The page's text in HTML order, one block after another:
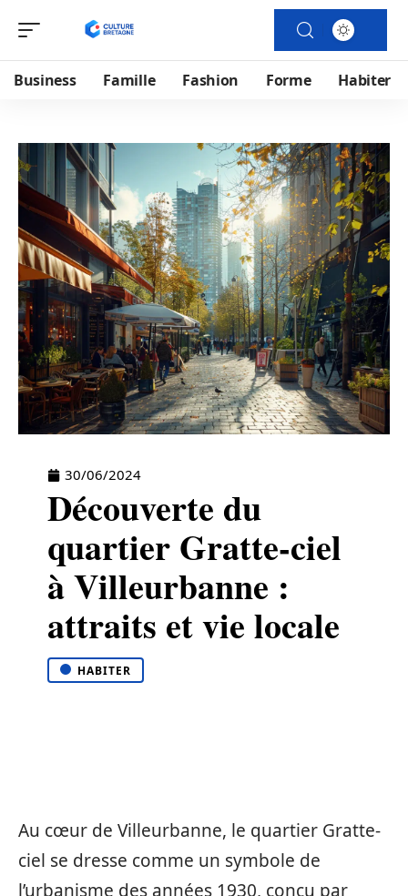
Business Famille Fashion Forme Habiter
30/06/2024
Découverte du
quartier Gratte-ciel
à Villeurbanne :
attraits et vie locale
HABITER
Au cœur de Villeurbanne, le quartier Gratte-
ciel se dresse comme un symbole de
l’urbanisme des années 1930, conçu par